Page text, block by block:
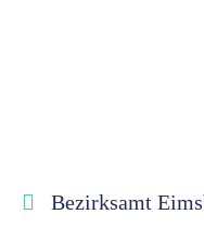
Bezirksamt